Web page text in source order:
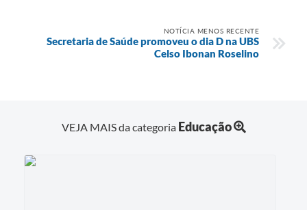
NOTÍCIA MENOS RECENTE
Secretaria de Saúde promoveu o dia D na UBS
Celso Ibonan Roselino
VEJA MAIS da categoria Educação